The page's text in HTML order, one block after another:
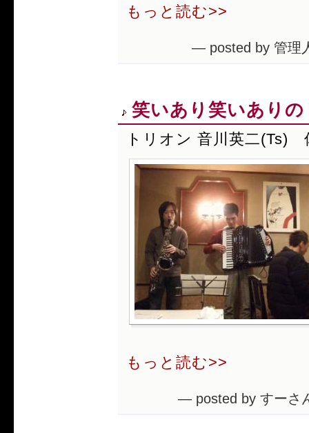
もっと読む>>
— posted by 管理
笑いあり笑いあり
トリオン 音川英二(Ts)
もっと読む>>
— posted by すーさ